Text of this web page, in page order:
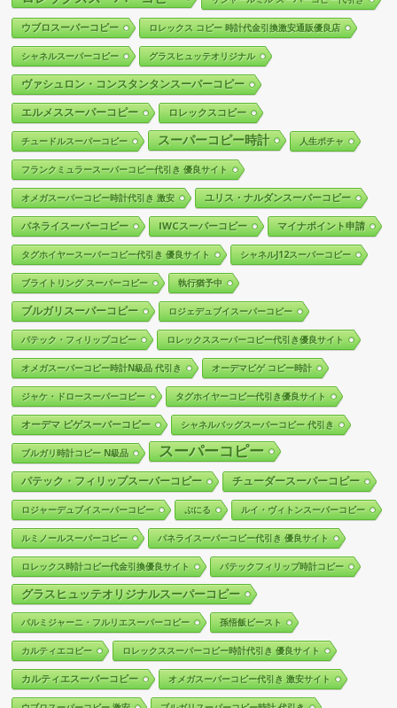
ウブロスーパーコピー ロレックス コピー 時計代金引換激安通販優良店
シャネルスーパーコピー グラスヒュッテオリジナル
ヴァシュロン・コンスタンタンスーパーコピー
エルメススーパーコピー
ロレックスコピー
チュードルスーパーコピー スーパーコピー時計 人生ポチャ
フランクミュラースーパーコピー代引き 優良サイト
オメガスーパーコピー時計代引き 激安 ユリス・ナルダンスーパーコピー
パネライスーパーコピー IWCスーパーコピー マイナポイント申請
タグホイヤースーパーコピー代引き 優良サイト シャネルJ12スーパーコピー
ブライトリング スーパーコピー 執行猶予中
ブルガリスーパーコピー ロジェデュブイスーパーコピー
パテック・フィリップコピー ロレックススーパーコピー代引き優良サイト
オメガスーパーコピー時計N級品 代引き オーデマピゲ コピー時計
ジャケ・ドロースーパーコピー タグホイヤーコピー代引き優良サイト
オーデマ ピゲスーパーコピー シャネルバッグスーパーコピー 代引き
ブルガリ時計コピー N級品 スーパーコピー
パテック・フィリップスーパーコピー チューダースーパーコピー
ロジャーデュブイスーパーコピー ぷにる ルイ・ヴィトンスーパーコピー
ルミノールスーパーコピー パネライスーパーコピー代引き 優良サイト
ロレックス時計コピー代金引換優良サイト パテックフィリップ時計コピー
グラスヒュッテオリジナルスーパーコピー
パルミジャーニ・フルリエスーパーコピー 孫悟飯ビースト
カルティエコピー ロレックススーパーコピー時計代引き 優良サイト
カルティエスーパーコピー オメガスーパーコピー代引き 激安サイト